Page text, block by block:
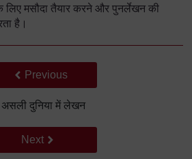
मसौदा तैयार करने और पुनर्लेखन की
है।
Back to previous page
Previous
दुनिया में लेखन
Go to next page
Next